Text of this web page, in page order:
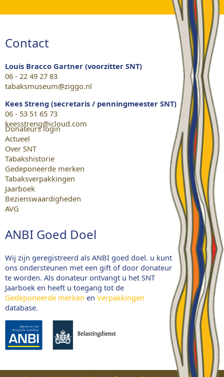
Contact
Louis Bracco Gartner (voorzitter SNT)
06 - 22 49 27 83
tabaksmuseum@ziggo.nl
Kees Streng (secretaris / penningmeester SNT)
06 - 53 51 65 73
keesstreng@icloud.com
Donateurs login
Actueel
Over SNT
Tabakshistorie
Gedeponeerde merken
Tabaksverpakkingen
Jaarboek
Bezienswaardigheden
AVG
ANBI Goed Doel
Wij zijn geregistreerd als ANBI goed doel. u kunt
ons ondersteunen met een gift of door donateur
te worden. Als donateur ontvangt u het SNT
Jaarboek en heeft u toegang tot de
Gedeponeerde merken en Verpakkingen
database.